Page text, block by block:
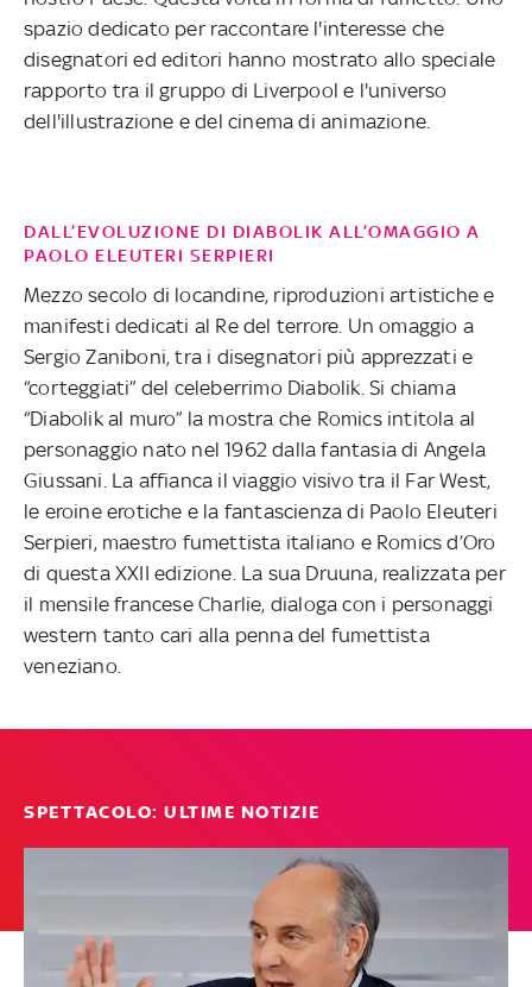
spazio dedicato per raccontare l'interesse che
disegnatori ed editori hanno mostrato allo speciale
rapporto tra il gruppo di Liverpool e l'universo
dell'illustrazione e del cinema di animazione.
DALL’EVOLUZIONE DI DIABOLIK ALL’OMAGGIO A
PAOLO ELEUTERI SERPIERI
Mezzo secolo di locandine, riproduzioni artistiche e
manifesti dedicati al Re del terrore. Un omaggio a
Sergio Zaniboni, tra i disegnatori più apprezzati e
“corteggiati” del celeberrimo Diabolik. Si chiama
“Diabolik al muro” la mostra che Romics intitola al
personaggio nato nel 1962 dalla fantasia di Angela
Giussani. La affianca il viaggio visivo tra il Far West,
le eroine erotiche e la fantascienza di Paolo Eleuteri
Serpieri, maestro fumettista italiano e Romics d’Oro
di questa XXII edizione. La sua Druuna, realizzata per
il mensile francese Charlie, dialoga con i personaggi
western tanto cari alla penna del fumettista
veneziano.
SPETTACOLO: ULTIME NOTIZIE